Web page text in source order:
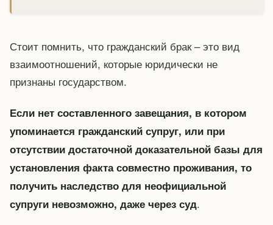
Стоит помнить, что гражданский брак – это вид
взаимоотношений, которые юридически не
признаны государством.
Если нет составленного завещания, в котором
упоминается гражданский супруг, или при
отсутствии достаточной доказательной базы для
установления факта совместно проживания, то
получить наследство для неофициальной
супруги невозможно, даже через суд.